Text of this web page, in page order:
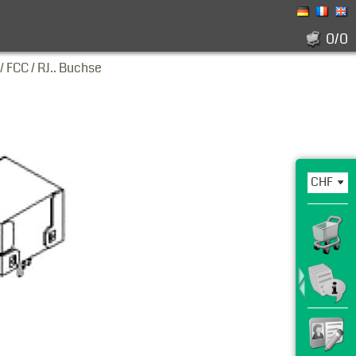
0/0
/ RJ.. Buchse